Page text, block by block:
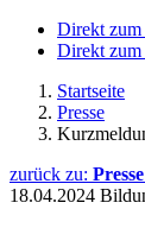
Direkt zum
Direkt zum
Startseite
Presse
zurück zu: Presse
18.04.2024